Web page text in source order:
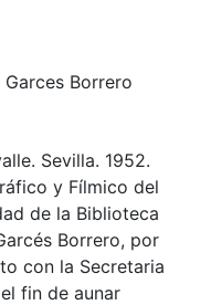
Borrero
Sevilla. 1952.
y Fílmico del
de la Biblioteca
Borrero, por
con la Secretaria
fin de aunar